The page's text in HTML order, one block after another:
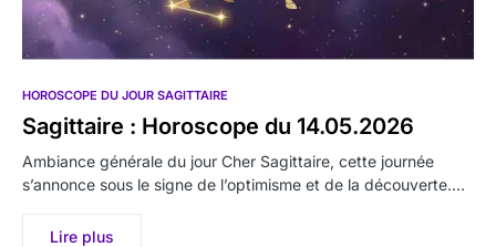
HOROSCOPE DU JOUR SAGITTAIRE
Sagittaire : Horoscope du 14.05.2026
Ambiance générale du jour Cher Sagittaire, cette journée
s’annonce sous le signe de l’optimisme et de la découverte.…
Lire plus